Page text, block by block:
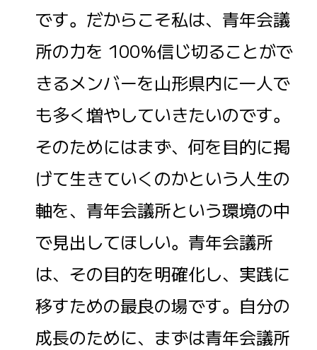
です。だからこそ私は、青年会議
所の力を 100％信じ切ることがで
きるメンバーを山形県内に一人で
も多く増やしていきたいのです。
そのためにはまず、何を目的に掲
げて生きていくのかという人生の
軸を、青年会議所という環境の中
で見出してほしい。青年会議所
は、その目的を明確化し、実践に
移すための最良の場です。自分の
成長のために、まずは青年会議所